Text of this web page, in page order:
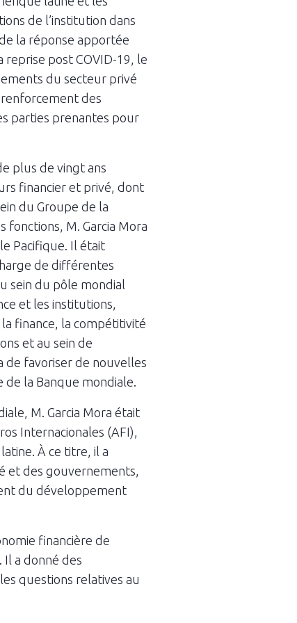
de l’institution dans
la réponse apportée
reprise post COVID-19, le
du secteur privé
des
parties prenantes pour
plus de vingt ans
financier et privé, dont
du Groupe de la
fonctions, M. Garcia Mora
Pacifique. Il était
de différentes
sein du pôle mondial
et les institutions,
finance, la compétitivité
et au sein de
de favoriser de nouvelles
la Banque mondiale.
M. Garcia Mora était
Internacionales (AFI),
À ce titre, il a
et des gouvernements,
du développement
financière de
a donné des
questions relatives au